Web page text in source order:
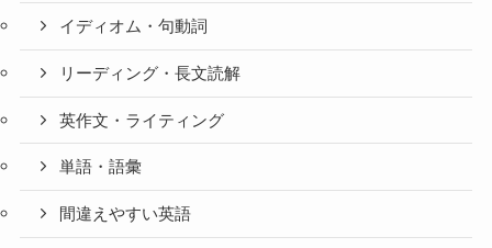
イディオム・句動詞
リーディング・長文読解
英作文・ライティング
単語・語彙
間違えやすい英語